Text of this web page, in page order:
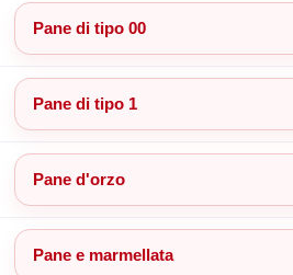
Pane di tipo 00
Pane di tipo 1
Pane d'orzo
Pane e marmellata